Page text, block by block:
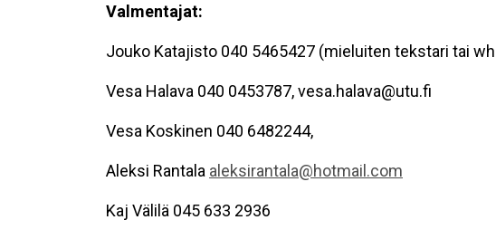
Valmentajat:
Jouko Katajisto 040 5465427 (mieluiten tekstari tai
Vesa Halava 040 0453787, vesa.halava@utu.fi
Vesa Koskinen 040 6482244,
Aleksi Rantala aleksirantala@hotmail.com
Kaj Välilä 045 633 2936